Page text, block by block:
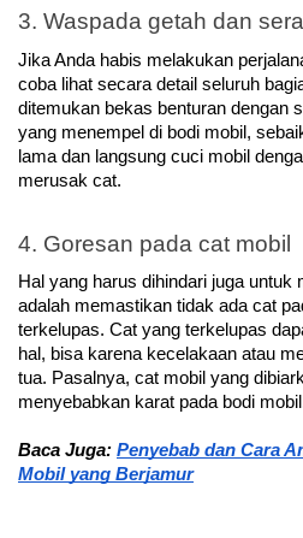
3. Waspada getah dan
Jika Anda habis melakukan
coba lihat secara detail seluruh
ditemukan bekas benturan dengan
yang menempel di bodi mobil,
lama dan langsung cuci mobil
merusak cat.
4. Goresan pada cat mobil
Hal yang harus dihindari juga untuk
adalah memastikan tidak ada cat
terkelupas. Cat yang terkelupas
hal, bisa karena kecelakaan atau
tua. Pasalnya, cat mobil yang
menyebabkan karat pada bodi
Baca Juga: Penyebab dan Cara
Mobil yang Berjamur